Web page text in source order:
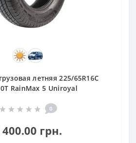
летняя 225/65R16C
RainMax 5 Uniroyal
0
грн.